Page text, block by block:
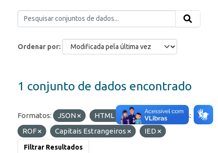
Ordenar por
1 conjunto de dados encontrado
Formatos: JSON HTML API
Etiquetas:
ROF
Capitais Estrangeiros IED
Filtrar Resultados